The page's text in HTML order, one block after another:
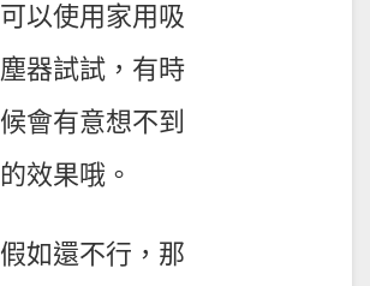
可以使用家用吸
塵器試試，有時
候會有意想不到
的效果哦。
假如還不行，那